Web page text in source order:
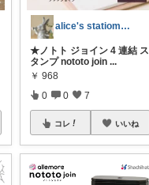
alice's statiomery
★ノトト ジョイン 4 連結 ス
タンプ nototo join ...
￥ 968
0 0 7
コレ いいね